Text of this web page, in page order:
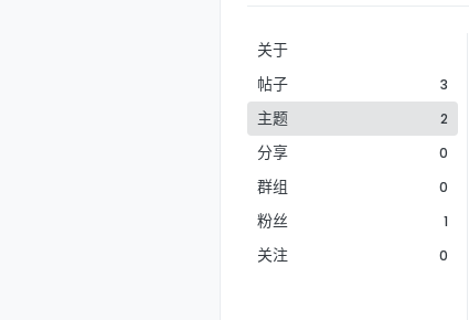
关于
帖子
3
主题 2
分享 0
群组 0
粉丝 1
关注 0